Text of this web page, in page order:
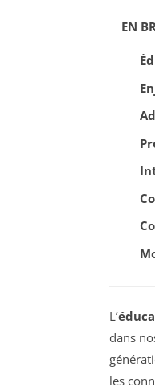
EN
L’
dans
les